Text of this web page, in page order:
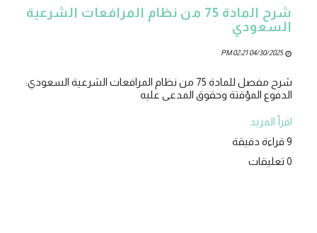
شرح المادة 75 من نظام المرافعات الشرعية
السعودي
04/30/2025 02:21 PM
شرح مفصل للمادة 75 من نظام المرافعات الشرعية السعودي:
الدفوع المؤقتة وحقوق المدعى عليه
اقرأ المزيد
9 قراءة دقيقة
0 تعليقات